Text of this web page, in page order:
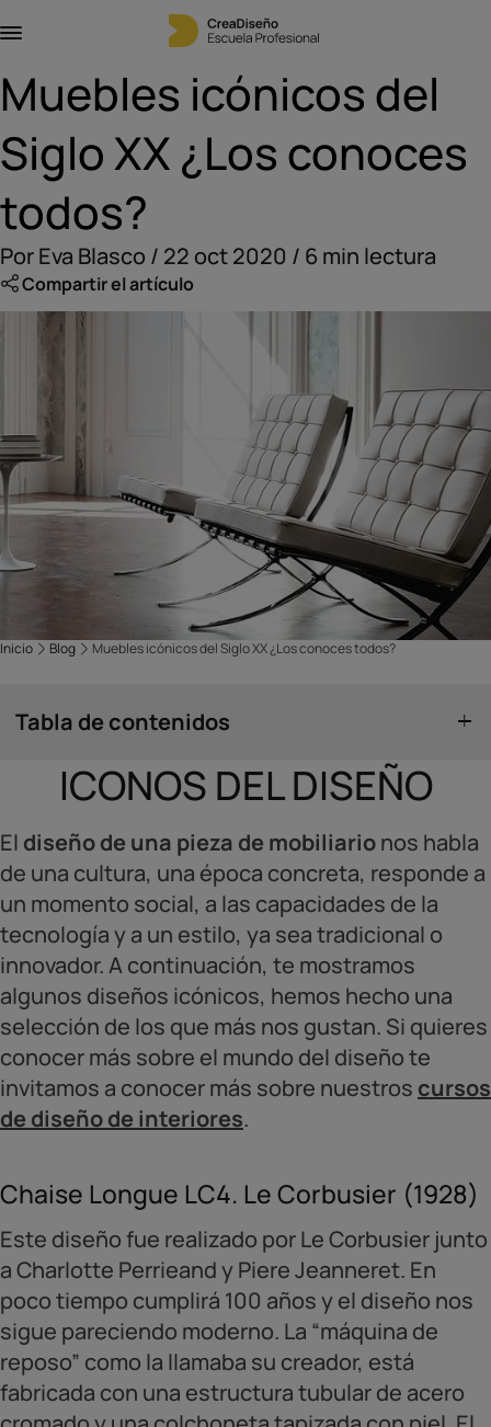
Muebles icónicos del
Siglo XX ¿Los conoces
todos?
Por Eva Blasco / 22 oct 2020 / 6 min lectura
Compartir el artículo
Inicio Blog Muebles icónicos del Siglo XX ¿Los conoces todos?
Tabla de contenidos
ICONOS DEL DISEÑO
El diseño de una pieza de mobiliarionos habla
de una cultura, una época concreta, responde a
un momento social, a las capacidades de la
tecnología y a un estilo, ya sea tradicional o
innovador. A continuación, te mostramos
algunos diseños icónicos, hemos hecho una
selección de los que más nos gustan. Si quieres
conocer más sobre el mundo del diseño te
invitamos a conocer más sobre nuestros cursos
de diseño de interiores.
Chaise Longue LC4. Le Corbusier (1928)
Este diseño fue realizado por Le Corbusier junto
a Charlotte Perrieand y Piere Jeanneret. En
poco tiempo cumplirá 100 años y el diseño nos
sigue pareciendo moderno. La “máquina de
reposo” como la llamaba su creador, está
fabricada con una estructura tubular de acero